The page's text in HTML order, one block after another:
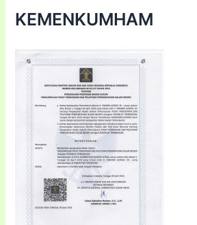
KEMENKUMHAM